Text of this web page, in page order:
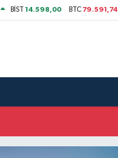
BİST14.598,00 BTC 79.591,74